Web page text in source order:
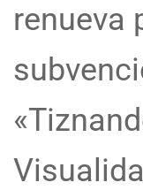
renueva